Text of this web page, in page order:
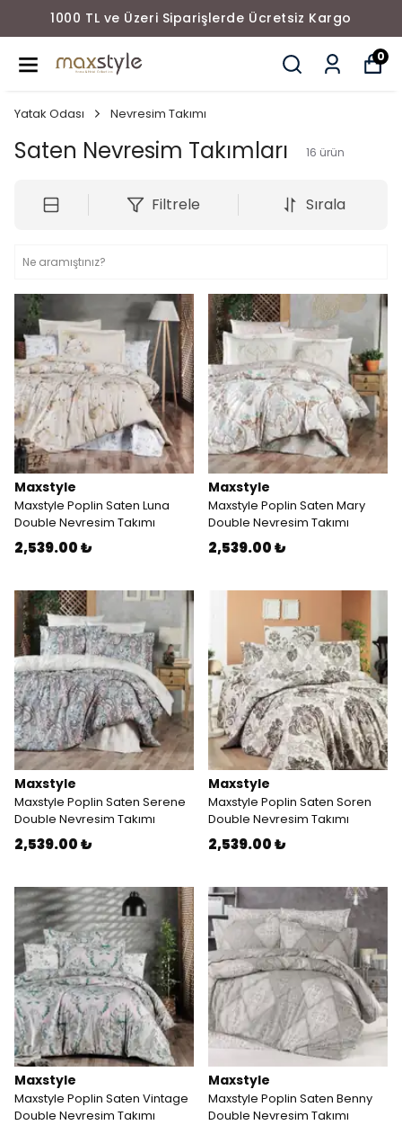
1000 TL ve Üzeri Siparişlerde Ücretsiz Kargo
0
Yatak Odası Nevresim Takımı
Saten Nevresim Takımları 16 ürün
Filtrele Sırala
Maxstyle
Maxstyle Poplin Saten Luna
Double Nevresim Takımı
2,539.00 ₺
Maxstyle
Maxstyle Poplin Saten Mary
Double Nevresim Takımı
2,539.00 ₺
Maxstyle
Maxstyle Poplin Saten Serene
Double Nevresim Takımı
2,539.00 ₺
Maxstyle
Maxstyle Poplin Saten Soren
Double Nevresim Takımı
2,539.00 ₺
Maxstyle
Maxstyle Poplin Saten Vintage
Double Nevresim Takımı
Maxstyle
Maxstyle Poplin Saten Benny
Double Nevresim Takımı